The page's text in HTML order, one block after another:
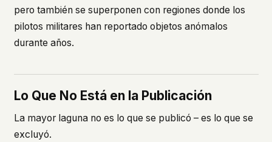
pero también se superponen con regiones donde los
pilotos militares han reportado objetos anómalos
durante años.
Lo Que No Está en la Publicación
La mayor laguna no es lo que se publicó – es lo que se
excluyó.